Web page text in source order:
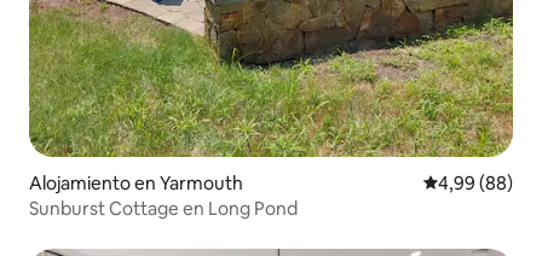
Alojamiento en Yarmouth Calificación
4,99 (88)
Sunburst Cottage en Long Pond